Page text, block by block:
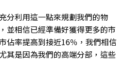
分利用這一點來規劃我們的物
並相信已經準備好獲得更多的市
佔率提高到接近16％，我們相信
其是因為我們的高端分部，這些